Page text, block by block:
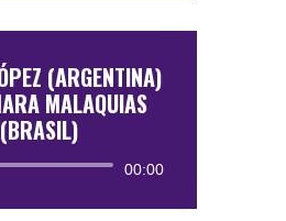
(ARGENTINA)
MALAQUIAS
(BRASIL)
Reproductor
00:00